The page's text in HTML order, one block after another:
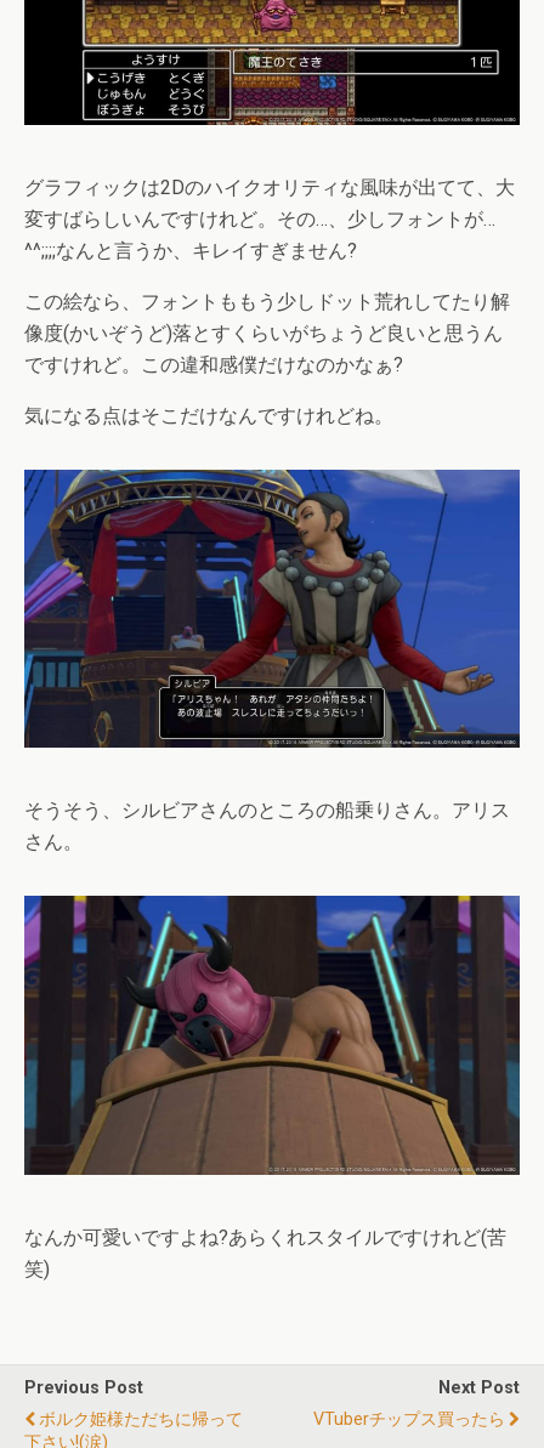
グラフィックは2Dのハイクオリティな風味が出てて、大
変すばらしいんですけれど。その…、少しフォントが…
^^;;;;なんと言うか、キレイすぎません?
この絵なら、フォントももう少しドット荒れしてたり解
像度(かいぞうど)落とすくらいがちょうど良いと思うん
ですけれど。この違和感僕だけなのかなぁ?
気になる点はそこだけなんですけれどね。
そうそう、シルビアさんのところの船乗りさん。アリス
さん。
なんか可愛いですよね?あらくれスタイルですけれど(苦
笑)
Previous Post
ボルク姫様ただちに帰って
下さい!(涙)
Next Post
VTuberチップス買ったら